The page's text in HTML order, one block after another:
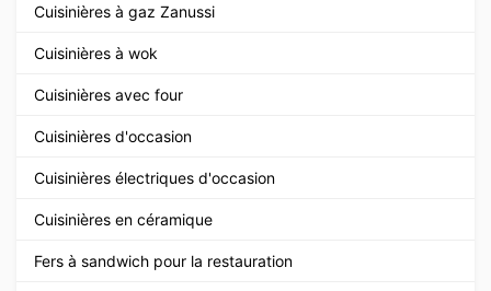
Cuisinières à gaz Zanussi
Cuisinières à wok
Cuisinières avec four
Cuisinières d'occasion
Cuisinières électriques d'occasion
Cuisinières en céramique
Fers à sandwich pour la restauration